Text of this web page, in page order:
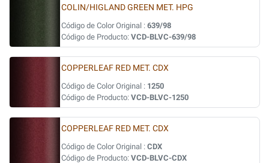
COLIN/HIGLAND GREEN MET. HPG
Código de Color Original : 639/98
Código de Producto: VCD-BLVC-639/98
COPPERLEAF RED MET. CDX
Código de Color Original : 1250
Código de Producto: VCD-BLVC-1250
COPPERLEAF RED MET. CDX
Código de Color Original : CDX
Código de Producto: VCD-BLVC-CDX